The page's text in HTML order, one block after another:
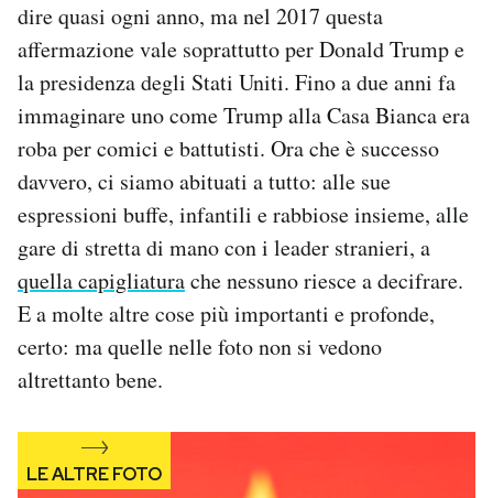
SHOP
CALENDARIO
AREA PERSONALE
Area Personale
Newsletter
Notifiche mobile
Hai bisogno di aiuto?
Esci
dire quasi ogni anno, ma nel 2017 questa
affermazione vale soprattutto per Donald Trump e
la presidenza degli Stati Uniti. Fino a due anni fa
immaginare uno come Trump alla Casa Bianca era
roba per comici e battutisti. Ora che è successo
davvero, ci siamo abituati a tutto: alle sue
espressioni buffe, infantili e rabbiose insieme, alle
gare di stretta di mano con i leader stranieri, a
quella capigliaturache nessuno riesce a decifrare.
E a molte altre cose più importanti e profonde,
certo: ma quelle nelle foto non si vedono
altrettanto bene.